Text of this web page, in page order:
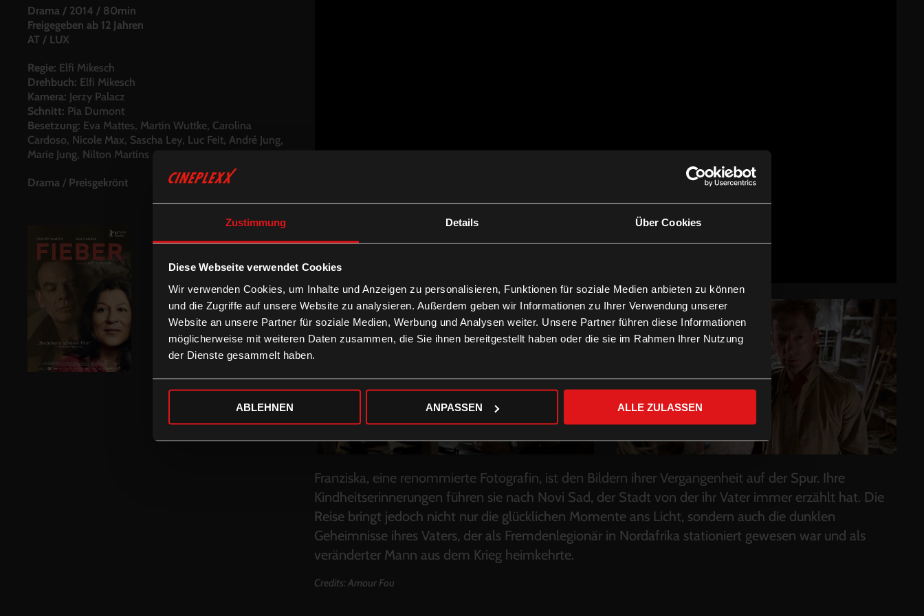
Zustimmung Details Über Cookies
Diese Webseite verwendet Cookies
Wir verwenden Cookies, um Inhalte und Anzeigen zu personalisieren, Funktionen für soziale Medien anbieten zu können
und die Zugriffe auf unsere Website zu analysieren. Außerdem geben wir Informationen zu Ihrer Verwendung unserer
Website an unsere Partner für soziale Medien, Werbung und Analysen weiter. Unsere Partner führen diese Informationen
möglicherweise mit weiteren Daten zusammen, die Sie ihnen bereitgestellt haben oder die sie im Rahmen Ihrer Nutzung
der Dienste gesammelt haben.
ABLEHNEN ANPASSEN ALLE ZULASSEN
Drama / 2014 / 80min
Freigegeben ab 12 Jahren
AT / LUX
Regie: Elfi Mikesch
Drehbuch: Elfi Mikesch
Kamera: Jerzy Palacz
Schnitt: Pia Dumont
Besetzung: Eva Mattes, Martin Wuttke, Carolina
Cardoso, Nicole Max, Sascha Ley, Luc Feit, André Jung,
Marie Jung, Nilton Martins
Drama / Preisgekrönt
Franziska, eine renommierte Fotografin, ist den Bildern ihrer Vergangenheit auf der Spur. Ihre
Kindheitserinnerungen führen sie nach Novi Sad, der Stadt von der ihr Vater immer erzählt hat. Die
Reise bringt jedoch nicht nur die glücklichen Momente ans Licht, sondern auch die dunklen
Geheimnisse ihres Vaters, der als Fremdenlegionär in Nordafrika stationiert gewesen war und als
veränderter Mann aus dem Krieg heimkehrte.
Credits: Amour Fou